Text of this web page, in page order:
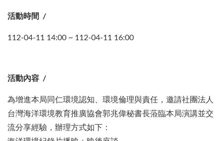
活動時間
112-04-11 14:00 ~ 112-04-11 16:00
活動內容
為增進本局同仁環境認知、環境倫理與責任，邀請社團法人
台灣海洋環境教育推廣協會郭兆偉秘書長蒞臨本局演講並交
流分享經驗，辦理方式如下：